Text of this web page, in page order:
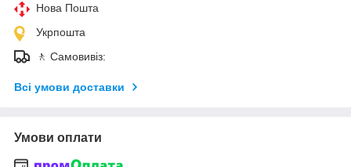
Нова Пошта
Укрпошта
🚶 Самовивіз:
Всі умови доставки
Умови оплати